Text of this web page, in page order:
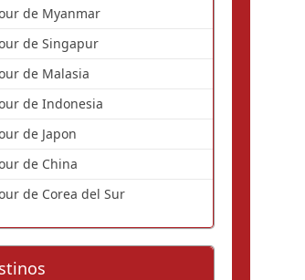
de Myanmar
de Singapur
de Malasia
de Indonesia
de Japon
de China
de Corea del Sur